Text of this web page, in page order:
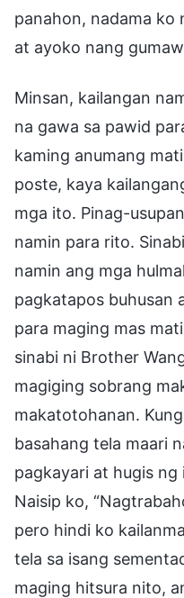
panahon, nadama ko
at ayoko nang
Minsan, kailangan
na gawa sa pawid
kaming anumang
poste, kaya
mga ito. Pinag-
namin para rito.
namin ang mga
pagkatapos buhusan
para maging mas
sinabi ni Brother
magiging sobrang
makatotohanan.
basahang tela maari
pagkayari at hugis
Naisip ko,
pero hindi ko
tela sa isang
maging hitsura nito,